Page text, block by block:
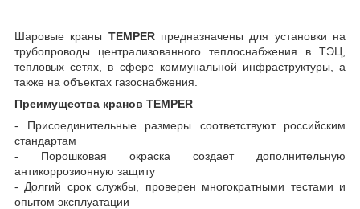
Шаровые краны TEMPERпредназначены для установки на
трубопроводы централизованного теплоснабжения в ТЭЦ,
тепловых сетях, в сфере коммунальной инфраструктуры, а
также на объектах газоснабжения.
Преимущества кранов TEMPER
- Присоединительные размеры соответствуют российским
стандартам
- Порошковая окраска создает дополнительную
антикоррозионную защиту
- Долгий срок службы, проверен многократными тестами и
опытом эксплуатации